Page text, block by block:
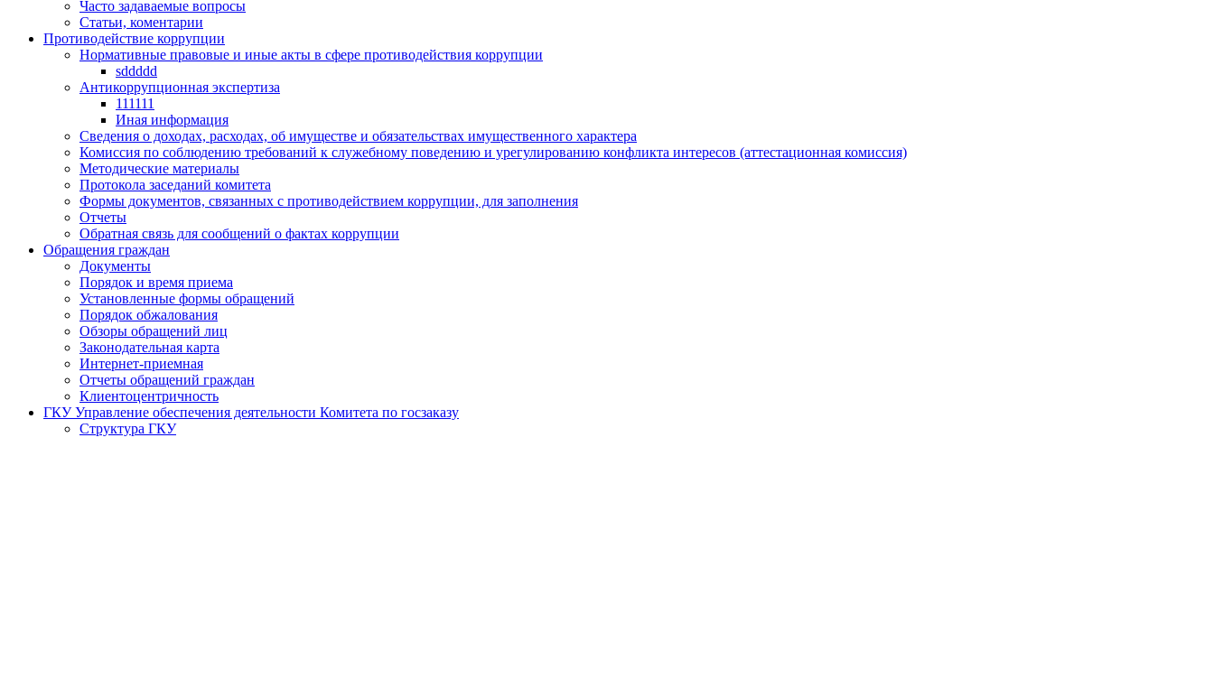
Часто задаваемые вопросы
Статьи, коментарии
Противодействие коррупции
Нормативные правовые и иные акты в сфере противодействия коррупции
sddddd
Антикоррупционная экспертиза
111111
Иная информация
Сведения о доходах, расходах, об имуществе и обязательствах имущественного характера
Комиссия по соблюдению требований к служебному поведению и урегулированию конфликта интересов (аттестационная комиссия)
Методические материалы
Протокола заседаний комитета
Формы документов, связанных с противодействием коррупции, для заполнения
Отчеты
Обратная связь для сообщений о фактах коррупции
Обращения граждан
Документы
Порядок и время приема
Установленные формы обращений
Порядок обжалования
Обзоры обращений лиц
Законодательная карта
Интернет-приемная
Отчеты обращений граждан
Клиентоцентричность
ГКУ Управление обеспечения деятельности Комитета по госзаказу
Структура ГКУ